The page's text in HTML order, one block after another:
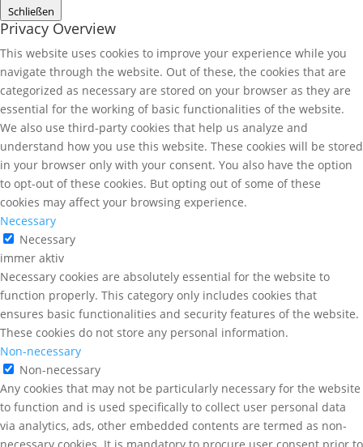
Schließen
Privacy Overview
This website uses cookies to improve your experience while you
navigate through the website. Out of these, the cookies that are
categorized as necessary are stored on your browser as they are
essential for the working of basic functionalities of the website.
We also use third-party cookies that help us analyze and
understand how you use this website. These cookies will be stored
in your browser only with your consent. You also have the option
to opt-out of these cookies. But opting out of some of these
cookies may affect your browsing experience.
Necessary
Necessary
immer aktiv
Necessary cookies are absolutely essential for the website to
function properly. This category only includes cookies that
ensures basic functionalities and security features of the website.
These cookies do not store any personal information.
Non-necessary
Non-necessary
Any cookies that may not be particularly necessary for the website
to function and is used specifically to collect user personal data
via analytics, ads, other embedded contents are termed as non-